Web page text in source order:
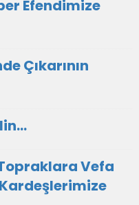
Efendimize
Çıkarının
Vefa